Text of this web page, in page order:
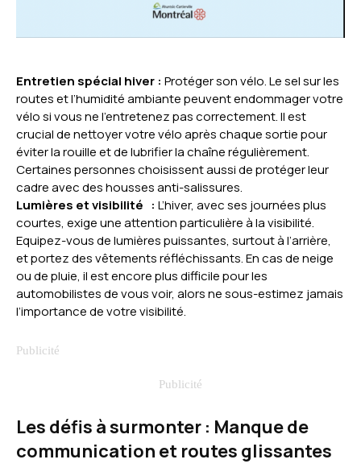
Entretien spécial hiver : Protéger son vélo. Le sel sur les
routes et l’humidité ambiante peuvent endommager votre
vélo si vous ne l’entretenez pas correctement. Il est
crucial de nettoyer votre vélo après chaque sortie pour
éviter la rouille et de lubrifier la chaîne régulièrement.
Certaines personnes choisissent aussi de protéger leur
cadre avec des housses anti-salissures.
Lumières et visibilité : L’hiver, avec ses journées plus
courtes, exige une attention particulière à la visibilité.
Equipez-vous de lumières puissantes, surtout à l’arrière,
et portez des vêtements réfléchissants. En cas de neige
ou de pluie, il est encore plus difficile pour les
automobilistes de vous voir, alors ne sous-estimez jamais
l’importance de votre visibilité.
Les défis à surmonter : Manque de
communication et routes glissantes